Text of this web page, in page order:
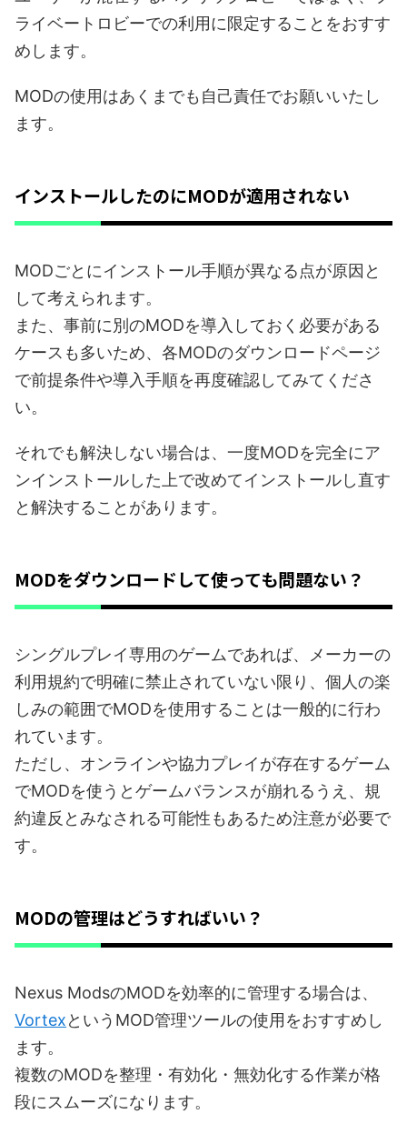
ライベートロビーでの利用に限定することをおすす
めします。
MODの使用はあくまでも自己責任でお願いいたし
ます。
インストールしたのにMODが適用されない
MODごとにインストール手順が異なる点が原因と
して考えられます。
また、事前に別のMODを導入しておく必要がある
ケースも多いため、各MODのダウンロードページ
で前提条件や導入手順を再度確認してみてくださ
い。
それでも解決しない場合は、一度MODを完全にア
ンインストールした上で改めてインストールし直す
と解決することがあります。
MODをダウンロードして使っても問題ない？
シングルプレイ専用のゲームであれば、メーカーの
利用規約で明確に禁止されていない限り、個人の楽
しみの範囲でMODを使用することは一般的に行わ
れています。
ただし、オンラインや協力プレイが存在するゲーム
でMODを使うとゲームバランスが崩れるうえ、規
約違反とみなされる可能性もあるため注意が必要で
す。
MODの管理はどうすればいい？
Nexus ModsのMODを効率的に管理する場合は、
VortexというMOD管理ツールの使用をおすすめし
ます。
複数のMODを整理・有効化・無効化する作業が格
段にスムーズになります。